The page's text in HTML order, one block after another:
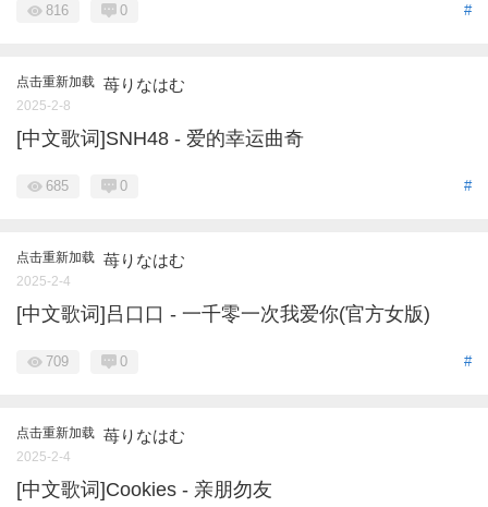
#
816 0
点击重新加载 苺りなはむ
2025-2-8
[中文歌词]SNH48 - 爱的幸运曲奇
#
685 0
点击重新加载 苺りなはむ
2025-2-4
[中文歌词]吕口口 - 一千零一次我爱你(官方女版)
#
709 0
点击重新加载 苺りなはむ
2025-2-4
[中文歌词]Cookies - 亲朋勿友